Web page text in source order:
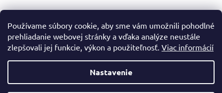
Používame súbory cookie, aby sme vám umožnili pohodlné
prehliadanie webovej stránky a vďaka analýze neustále
zlepšovali jej funkcie, výkon a použiteľnosť. Viac informácií
Nastavenie
u
po celom Slovensku
Vytvoril Shoptet